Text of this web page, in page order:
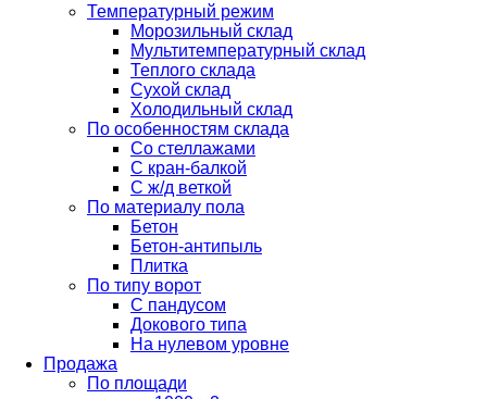
Температурный режим
Морозильный склад
Мультитемпературный склад
Теплого склада
Сухой склад
Холодильный склад
По особенностям склада
Со стеллажами
С кран-балкой
С ж/д веткой
По материалу пола
Бетон
Бетон-антипыль
Плитка
По типу ворот
С пандусом
Докового типа
На нулевом уровне
Продажа
По площади